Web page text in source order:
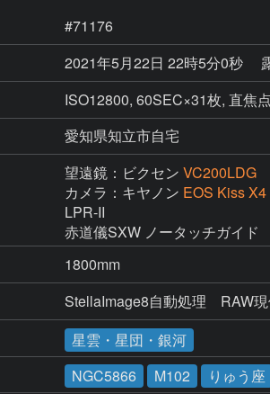
#71176
2021年5月22日 22時5分0秒
ISO12800, 60SEC×31枚, 直焦点
愛知県知立市自宅
望遠鏡：ビクセン VC200LDG
カメラ：キヤノン EOS Kiss X4
LPR-II
赤道儀SXW ノータッチガイド
1800mm
StellaImage8自動処理　RAW
星雲・星団・銀河
NGC5866 M102 りゅう座